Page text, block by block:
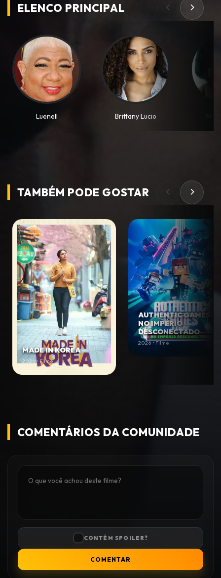
ELENCO PRINCIPAL
Luenell Brittany Lucio
TAMBÉM PODE GOSTAR
MADE IN KOREA
2026 • Filme
AUTHENTIC GAMES:
NO IMPÉRIO
DESCONECTADO
2026 • Filme
COMENTÁRIOS DA COMUNIDADE
CONTÉM SPOILER?
COMENTAR